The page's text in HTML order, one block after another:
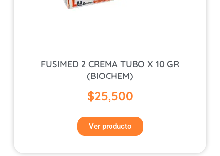
FUSIMED 2 CREMA TUBO X 10 GR
(BIOCHEM)
$25,500
Ver producto